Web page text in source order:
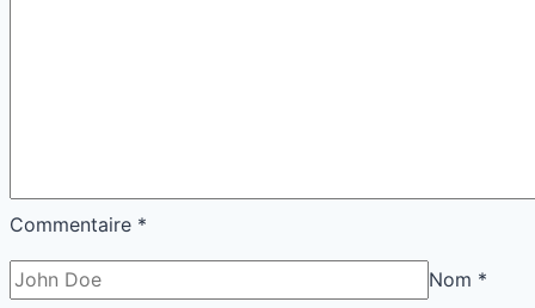
Commentaire *
Nom *